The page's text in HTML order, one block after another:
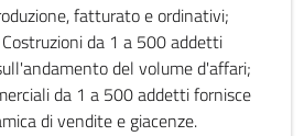
fatturato e ordinativi;
da 1 a 500 addetti
del volume d'affari;
da 1 a 500 addetti fornisce
di vendite e giacenze.